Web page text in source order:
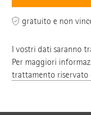
gratuito e non
I vostri dati saranno
Per maggiori
trattamento riservato